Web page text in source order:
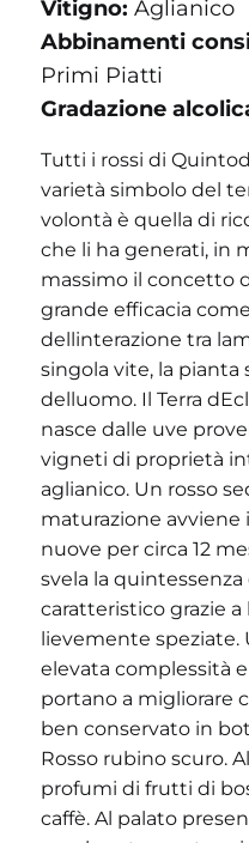
Vitigno: Aglianico
Abbinamenti
Primi Piatti
Gradazione
Tutti i rossi di
varietà simbolo del
volontà è quella di
che li ha generati, in
massimo il concetto
grande efficacia
dellinterazione tra
singola vite, la pianta
delluomo. Il Terra
nasce dalle uve
vigneti di proprietà
aglianico. Un rosso
maturazione
nuove per circa 12
svela la
caratteristico grazie
lievemente speziate.
elevata complessità
portano a migliorare
ben conservato in
Rosso rubino scuro.
profumi di frutti di
caffè. Al palato